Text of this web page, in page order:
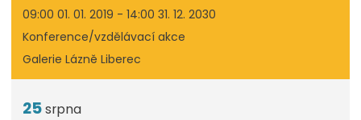
09:00 01. 01. 2019 - 14:00 31. 12. 2030
Konference/vzdělávací akce
Galerie Lázně Liberec
25srpna